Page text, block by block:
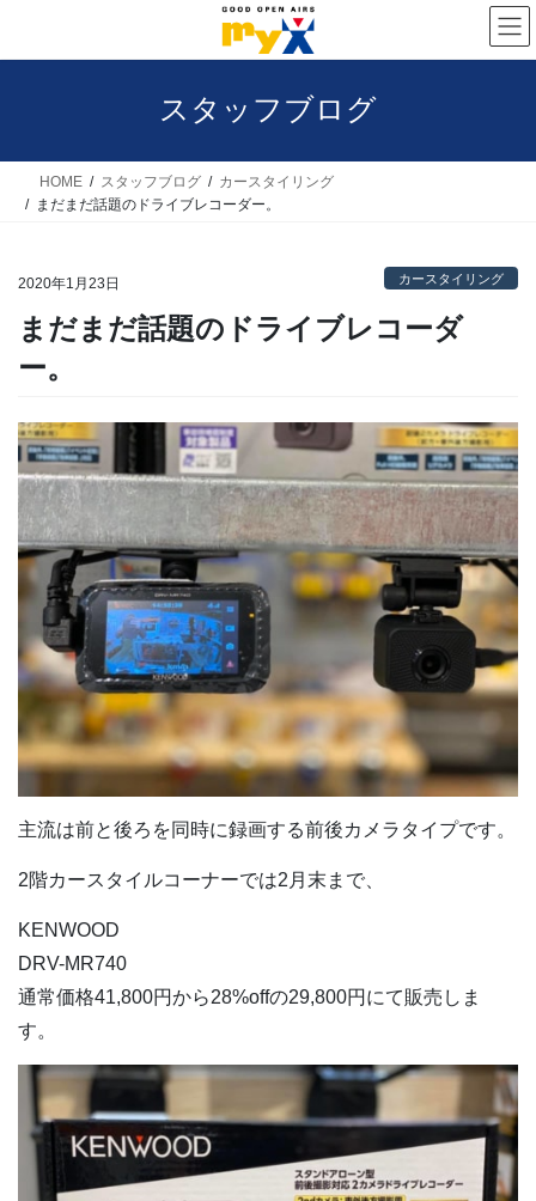
スタッフブログ
HOME スタッフブログ
カースタイリング
まだまだ話題のドライブレコーダー。
2020年1月23日 カースタイリング
まだまだ話題のドライブレコーダ
ー。
主流は前と後ろを同時に録画する前後カメラタイプです。
2階カースタイルコーナーでは2月末まで、
KENWOOD
DRV-MR740
通常価格41,800円から28%offの29,800円にて販売しま
す。